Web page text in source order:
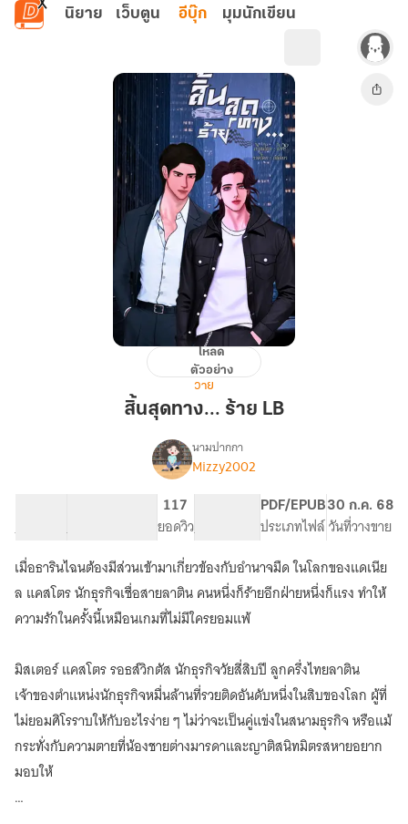
ข้ามไปยังเนื้อหาหลัก
นิยาย เว็บตูน อีบุ๊ก มุมนักเขียน
ทาง...
โหลด
ตัวอย่าง
วาย
สิ้นสุดทาง... ร้าย LB
เรื่อง
นามปากกา
Mizzy2002
จำนวนคำ จำนวนหน้า (A5)
117
ยอดวิวระดับเนื้อหา
PDF/EPUB
ประเภทไฟล์
30 ก.ค. 68
วันที่วางขาย
เมื่อธารินไฉนต้องมีส่วนเข้ามาเกี่ยวข้องกับอำนาจมืด ในโลกของแดเนีย
ล แคสโตร นักธุรกิจเชื่อสายลาติน ​คนหนึ่งก็ร้ายอีกฝ่ายหนึ่งก็แรง ทำให้
ความรักในครั้งนี้เหมือนเกมที่ไม่มีใครยอมแพ้
มิสเตอร์ แคสโตร รอธส์วิกตัส นักธุรกิจวัยสี่สิบปี ลูกครึ่งไทยลาติน
เจ้าของตำแหน่งนักธุรกิจหมื่นล้านที่รวยติดอันดับหนึ่งในสิบของโลก ผู้ที่
ไม่ยอมศิโรราบให้กับอะไรง่าย ๆ ไม่ว่าจะเป็นคู่แข่งในสนามธุรกิจ หรือแม้
กระทั่งกับความตายที่น้องชายต่างมารดาและญาติสนิทมิตรสหายอยาก
มอบให้